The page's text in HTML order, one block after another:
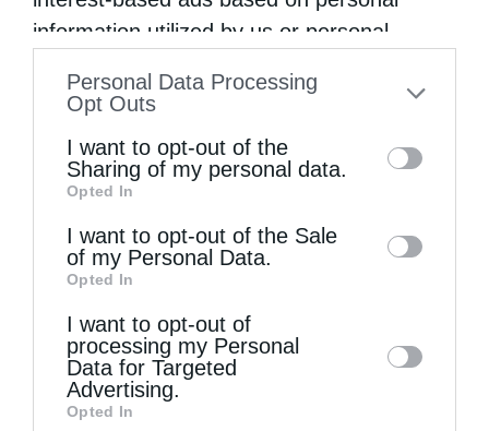
information utilized by us or personal
to your opt-out. You may separately opt-out
information by third parties on the IAB’s list
of downstream participants. This
information may also be disclosed by us to
third parties on theIAB’s List of
Downstream Participants
disclose it to other third parties.
Personal Data Processing
Opt Outs
I want to opt-out of the
Sharing of my personal data.
Opted In
I want to opt-out of the Sale
of my Personal Data.
Opted In
I want to opt-out of
processing my Personal
Data for Targeted
Advertising.
Opted In
της Οσσαίας και Αγγελίνης-Ακυλήνης,
γιορτάσθηκε στην Ιερά …